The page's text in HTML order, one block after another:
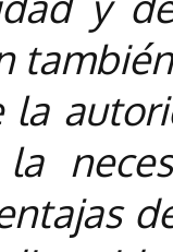
la